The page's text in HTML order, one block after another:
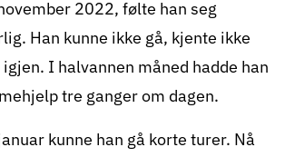
2022, følte han seg
Han kunne ikke gå, kjente ikke
I halvannen måned hadde han
tre ganger om dagen.
kunne han gå korte turer. Nå